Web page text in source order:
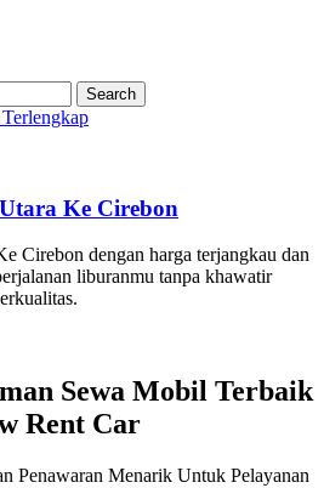
Search
Ke Cirebon
Cirebon dengan harga terjangkau dan
liburanmu tanpa khawatir
Sewa Mobil Terbaik
Rent Car
Penawaran Menarik Untuk Pelayanan